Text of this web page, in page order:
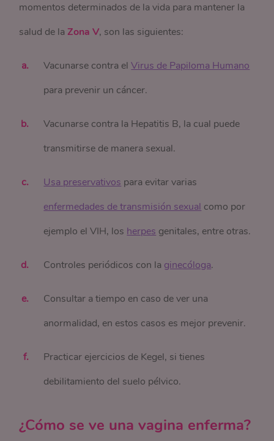
momentos determinados de la vida para mantener la
salud de la Zona V, son las siguientes:
Vacunarse contra elVirus de Papiloma Humano
para prevenir un cáncer.
Vacunarse contra la Hepatitis B, la cual puede
transmitirse de manera sexual.
Usa preservativos para evitar varias
enfermedades de transmisión sexual como por
ejemplo el VIH, los herpes genitales, entre otras.
Controles periódicos con la ginecóloga.
Consultar a tiempo en caso de ver una
anormalidad, en estos casos es mejor prevenir.
Practicar ejercicios de Kegel, si tienes
debilitamiento del suelo pélvico.
¿Cómo se ve una vagina enferma?